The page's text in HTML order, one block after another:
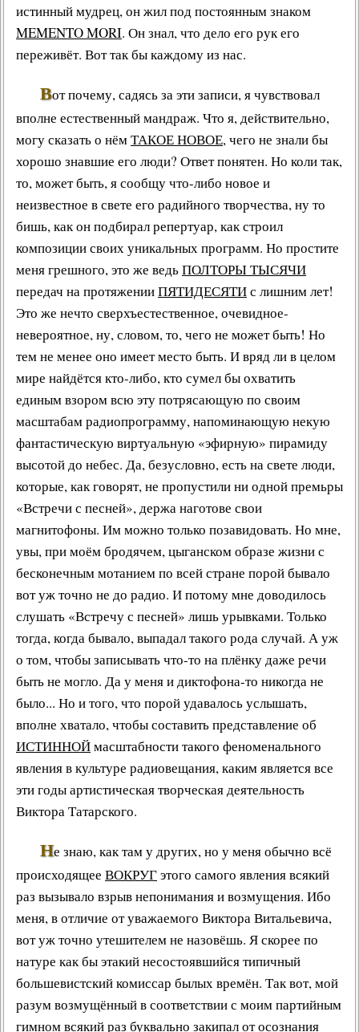
истинный мудрец, он жил под постоянным знаком
MEMENTO MORI. Он знал, что дело его рук его
переживёт. Вот так бы каждому из нас.
Вот почему, садясь за эти записи, я чувствовал
вполне естественный мандраж. Что я, действительно,
могу сказать о нёмТАКОЕ НОВОЕ, чего не знали бы
хорошо знавшие его люди? Ответ понятен. Но коли так,
то, может быть, я сообщу что-либо новое и
неизвестное в свете его радийного творчества, ну то
бишь, как он подбирал репертуар, как строил
композиции своих уникальных программ. Но простите
меня грешного, это же ведьПОЛТОРЫ ТЫСЯЧИ
передач на протяженииПЯТИДЕСЯТИс лишним лет!
Это же нечто сверхъестественное, очевидное-
невероятное, ну, словом, то, чего не может быть! Но
тем не менее оно имеет место быть. И вряд ли в целом
мире найдётся кто-либо, кто сумел бы охватить
единым взором всю эту потрясающую по своим
масштабамрадиопрограмму, напоминающую некую
фантастическую виртуальную «эфирную» пирамиду
высотой до небес. Да, безусловно, есть на свете люди,
которые, как говорят, не пропустили ни однойпремьры
«Встречи с песней», держа наготове свои
магнитофоны. Им можно только позавидовать. Но мне,
увы, при моём бродячем, цыганском образе жизни с
бесконечным мотанием по всей стране порой бывало
вот уж точно не до радио. И потому мне доводилось
слушать «Встречу с песней» лишь урывками. Только
тогда, когда бывало, выпадал такого рода случай. А уж
о том, чтобы записывать что-то на плёнку даже речи
быть не могло. Да у меня и диктофона-то никогда не
было... Но и того, что порой удавалось услышать,
вполне хватало, чтобы составить представление об
ИСТИННОЙмасштабности такого феноменального
явления вкультуре радиовещания, каким является все
эти годы артистическаятворческая деятельность
Виктора Татарского.
Не знаю, как там у других, но у меня обычно всё
происходящее ВОКРУГэтого самого явления всякий
раз вызывало взрыв непонимания и возмущения. Ибо
меня, в отличие от уважаемого Виктора Витальевича,
вот уж точно утешителем не назовёшь. Я скорее по
натуре как бы этакий несостоявшийся типичный
большевистский комиссар былых времён. Так вот, мой
разум возмущённый в соответствии с моим партийным
гимном всякий раз буквально закипал от осознания